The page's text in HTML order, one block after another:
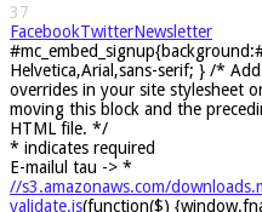
37
FacebookTwitterNewsletter
Helvetica,Arial,sans-serif; } /*
overrides in your site stylesheet
moving this block and the
HTML file. */
* indicates required
E-mailul tau -> *
//s3.amazonaws.com/
validate.js(function($)